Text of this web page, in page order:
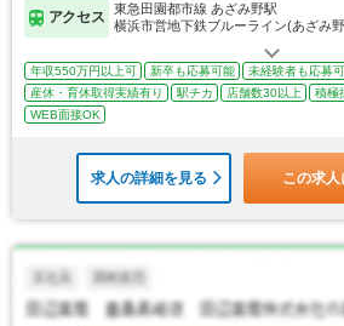
アクセス
東急田園都市線 あざみ野駅
横浜市営地下鉄ブルーライン(あざみ
年収550万円以上可 新卒も応募可能 未経験者も応募
産休・育休取得実績有り
駅チカ 店舗数30以上 積極
WEB面接OK
求人の詳細を見る この求